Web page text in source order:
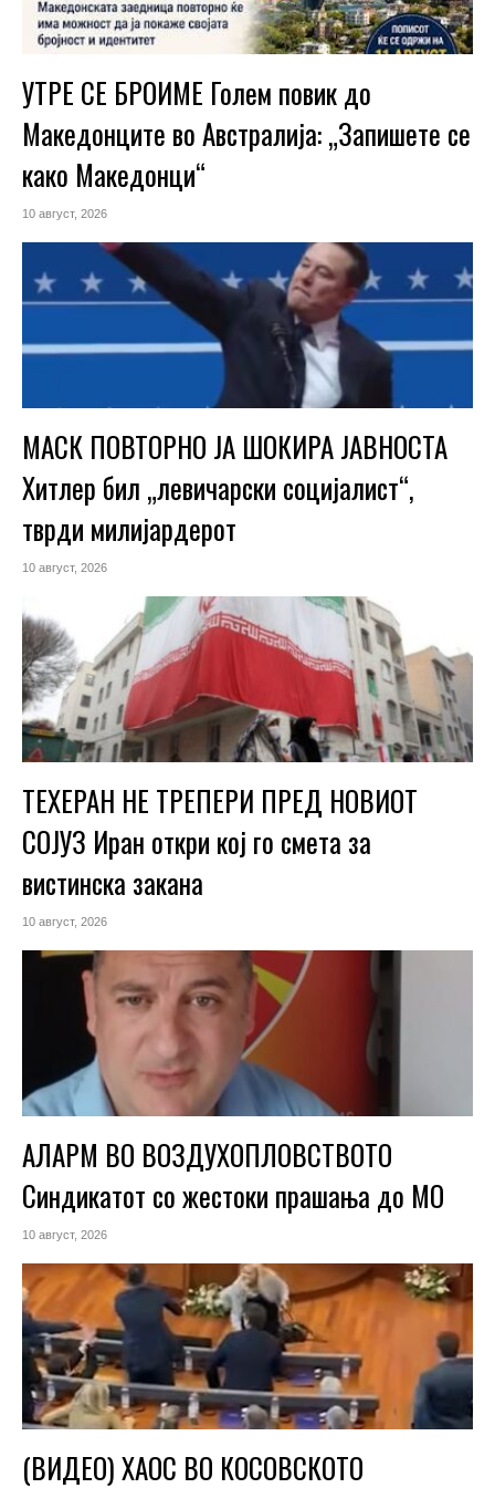
УТРЕ СЕ БРОИМЕ Голем повик до
Македонците во Австралија: „Запишете се
како Македонци“
10 август, 2026
МАСК ПОВТОРНО ЈА ШОКИРА ЈАВНОСТА
Хитлер бил „левичарски социјалист“,
тврди милијардерот
10 август, 2026
ТЕХЕРАН НЕ ТРЕПЕРИ ПРЕД НОВИОТ
СОЈУЗ Иран откри кој го смета за
вистинска закана
10 август, 2026
АЛАРМ ВО ВОЗДУХОПЛОВСТВОТО
Синдикатот со жестоки прашања до МО
10 август, 2026
(ВИДЕО) ХАОС ВО КОСОВСКОТО